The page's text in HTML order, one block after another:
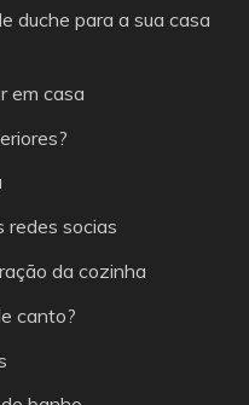
duche para a sua casa
em casa
redes socias
da cozinha
canto?